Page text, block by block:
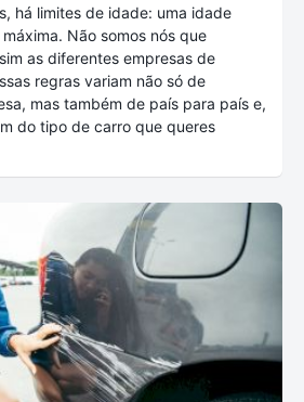
há limites de idade: uma idade
Não somos nós que
as diferentes empresas de
regras variam não só de
mas também de país para país e,
do tipo de carro que queres